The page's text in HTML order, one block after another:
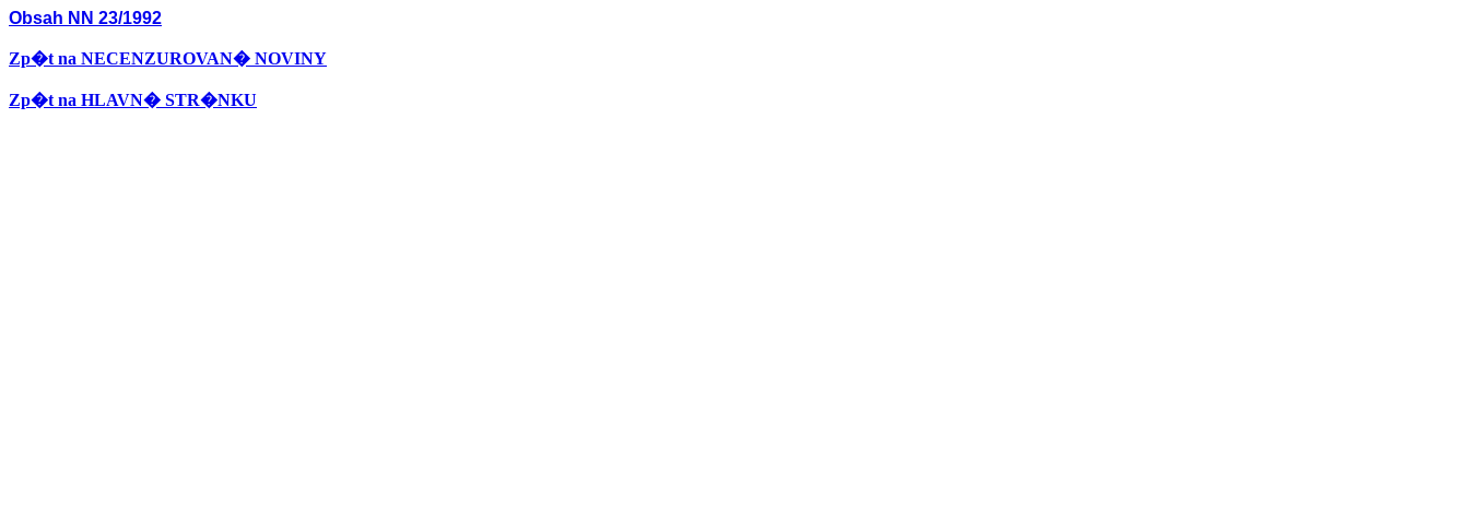
Obsah NN 23/1992
Zp�t na NECENZUROVAN� NOVINY
Zp�t na HLAVN� STR�NKU